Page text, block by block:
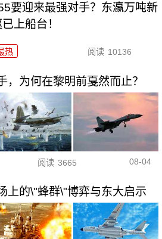
要迎来最强对手？东瀛万吨新
上船台！
热 阅读 10136
，为何在黎明前戛然而止？
阅读 3665 08-04
上的\"蜂群\"博弈与东大启示